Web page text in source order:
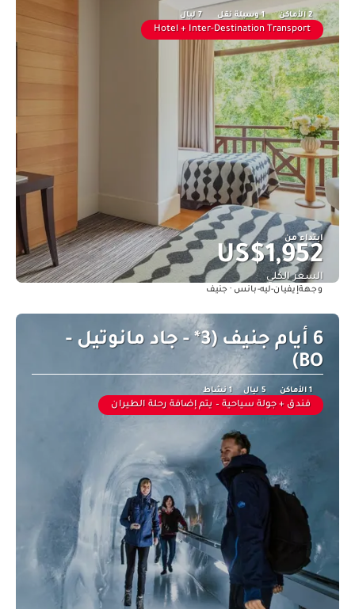
2 الأماكن 1 وسيلة نقل 7 ليال
Hotel + Inter-Destination Transport
ابتداء من
US$1,952
السعر الكلي
وجهةإيفيان-ليه-بانس · جنيف
6 أيام جنيف (3* - جاد مانوتيل -
BO)
1 الأماكن 5 ليال 1 نشاط
فندق + جولة سياحية – يتم إضافة رحلة الطيران